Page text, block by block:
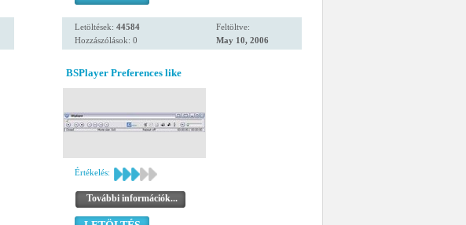
Letöltések: 44584
Hozzászólások: 0
Feltöltve:
May 10, 2006
BSPlayer Preferences like
Értékelés:
További információk...